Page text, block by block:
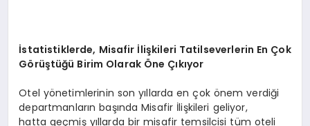
İstatistiklerde, Misafir İlişkileri Tatilseverlerin En Çok
Görüştüğü Birim Olarak Öne Çıkıyor
Otel yönetimlerinin son yıllarda en çok önem verdiği
departmanların başında Misafir İlişkileri geliyor,
hatta geçmiş yıllarda bir misafir temsilcisi tüm oteli